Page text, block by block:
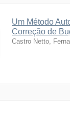
Um Método
Correção de
Castro Netto,